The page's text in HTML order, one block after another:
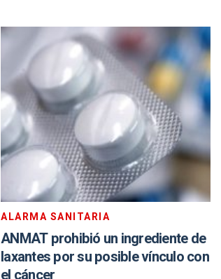
ALARMA SANITARIA
ANMAT prohibió un ingrediente de
laxantes por su posible vínculo con